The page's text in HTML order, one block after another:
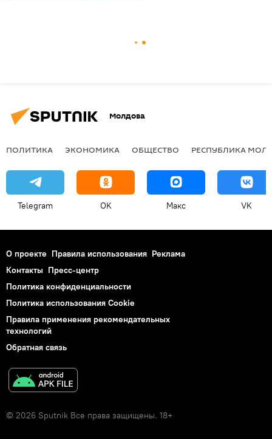
Молдова
ПОЛИТИКА ЭКОНОМИКА ОБЩЕСТВО РЕСПУБЛИКА
Telegram OK Макс VK
О проекте Правила использования Реклама
Контакты Пресс-центр
Политика конфиденциальности
Политика использования Cookie
Правила применения рекомендательных
технологий
Обратная связь
© 2026 Sputnik Все права защищены. 18+